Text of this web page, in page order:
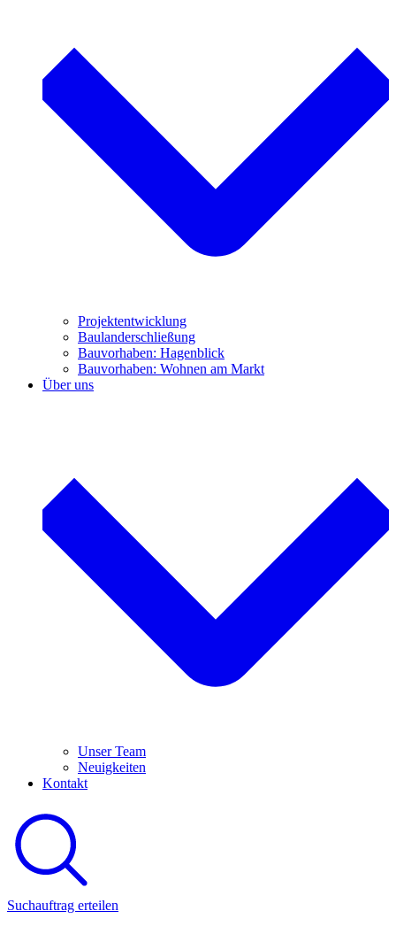
Projektentwicklung
Baulanderschließung
Bauvorhaben: Hagenblick
Bauvorhaben: Wohnen am Markt
Über uns
Unser Team
Neuigkeiten
Kontakt
Suchauftrag erteilen